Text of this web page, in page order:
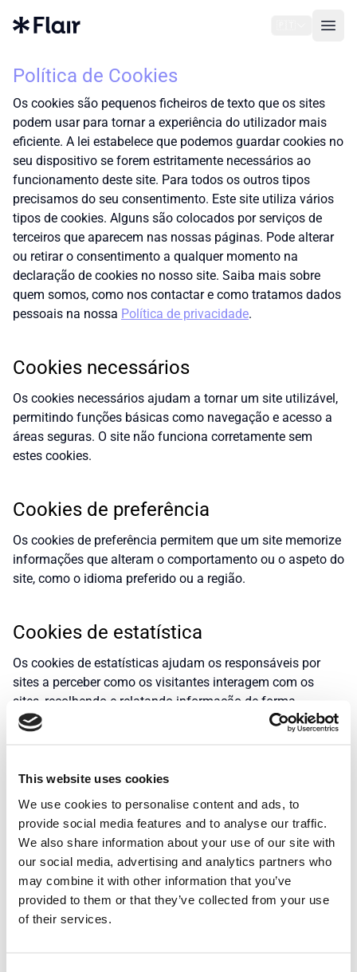
This website uses cookies
We use cookies to personalise content and ads, to
provide social media features and to analyse our traffic.
We also share information about your use of our site with
our social media, advertising and analytics partners who
may combine it with other information that you’ve
provided to them or that they’ve collected from your use
of their services.
Política de Cookies
Os cookies são pequenos ficheiros de texto que os sites
podem usar para tornar a experiência do utilizador mais
eficiente. A lei estabelece que podemos guardar cookies no
seu dispositivo se forem estritamente necessários ao
funcionamento deste site. Para todos os outros tipos
precisamos do seu consentimento. Este site utiliza vários
tipos de cookies. Alguns são colocados por serviços de
terceiros que aparecem nas nossas páginas. Pode alterar
ou retirar o consentimento a qualquer momento na
declaração de cookies no nosso site. Saiba mais sobre
quem somos, como nos contactar e como tratamos dados
pessoais na nossa Política de privacidade.
Cookies necessários
Os cookies necessários ajudam a tornar um site utilizável,
permitindo funções básicas como navegação e acesso a
áreas seguras. O site não funciona corretamente sem
estes cookies.
Cookies de preferência
Os cookies de preferência permitem que um site memorize
informações que alteram o comportamento ou o aspeto do
site, como o idioma preferido ou a região.
Cookies de estatística
Os cookies de estatísticas ajudam os responsáveis por
sites a perceber como os visitantes interagem com os
sites, recolhendo e relatando informação de forma
anónima.
Cookies de marketing
Os cookies de marketing são usados para rastrear
visitantes entre sites, com intenções de mostrar
publicidade relevante e envolvente para o utilizador
individual.
Cookies não classificados